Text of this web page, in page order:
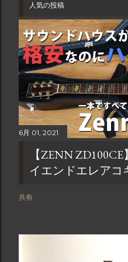
人気の投稿
6月 01, 2021
【ZENN
イエンドエレアコ
共有